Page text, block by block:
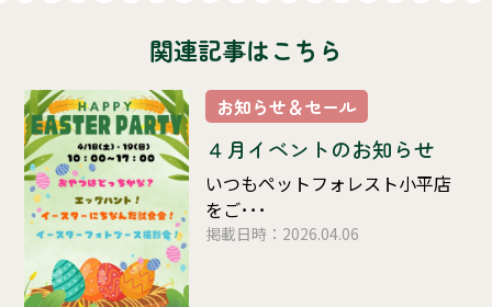
関連記事はこちら
お知らせ＆セール
４月イベントのお知らせ
いつもペットフォレスト小平店
をご･･･
掲載日時：2026.04.06